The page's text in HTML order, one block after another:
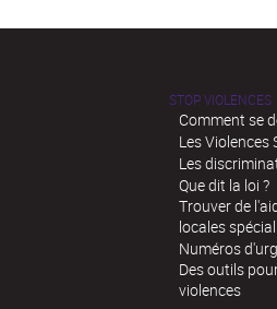
Et éventuellement du ticket
complémentaire santé), ou
STOP VIOLENCES
Comment se
Les Violences
Les
Que dit la loi ?
Trouver de
locales
Numéros
Des outils
violences